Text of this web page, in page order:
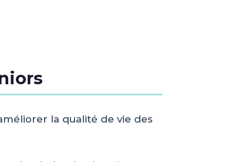
la qualité de vie des